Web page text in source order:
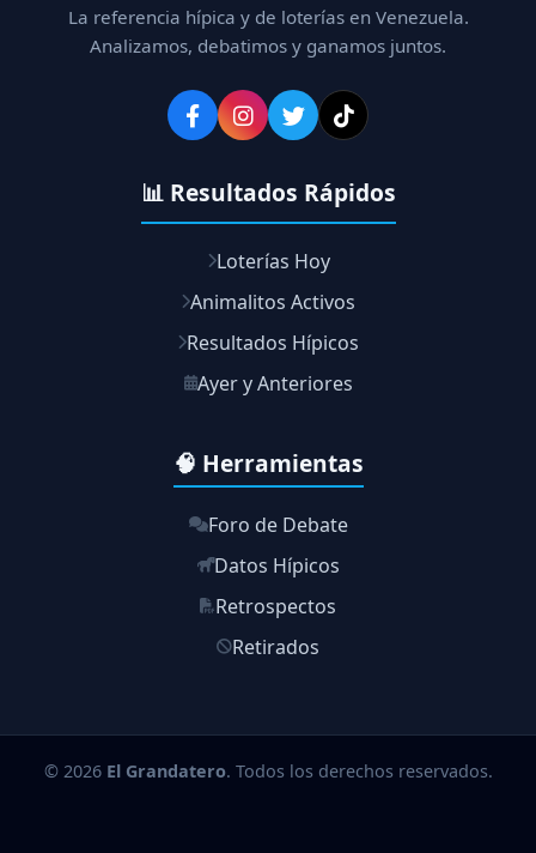
La referencia hípica y de loterías en Venezuela.
Analizamos, debatimos y ganamos juntos.
📊 Resultados Rápidos
Loterías Hoy
Animalitos Activos
Resultados Hípicos
Ayer y Anteriores
🧠 Herramientas
Foro de Debate
Datos Hípicos
Retrospectos
Retirados
© 2026 El Grandatero. Todos los derechos reservados.